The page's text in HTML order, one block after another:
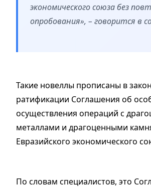
экономического союза без
опробования», – говорится в
Такие новеллы прописаны в
ратификации Соглашения об
осуществления операций с
металлами и драгоценными
Евразийского экономического
По словам специалистов, это